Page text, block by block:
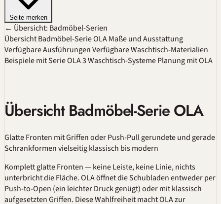
Seite merken
← Übersicht: Badmöbel-Serien
Übersicht Badmöbel-Serie OLAMaße und Ausstattung
Verfügbare AusführungenVerfügbare Waschtisch-Materialien
Beispiele mit Serie OLA3 Waschtisch-SystemePlanung mit OLA
Übersicht Badmöbel-Serie OLA
Glatte Fronten mit Griffen oder Push-Pullgerundete und gerade
Schrankformenvielseitig klassisch bis modern
Komplett glatte Fronten — keine Leiste, keine Linie, nichts
unterbricht die Fläche. OLA öffnet die Schubladen entweder per
Push-to-Open (ein leichter Druck genügt) oder mit klassisch
aufgesetzten Griffen. Diese Wahlfreiheit macht OLA zur